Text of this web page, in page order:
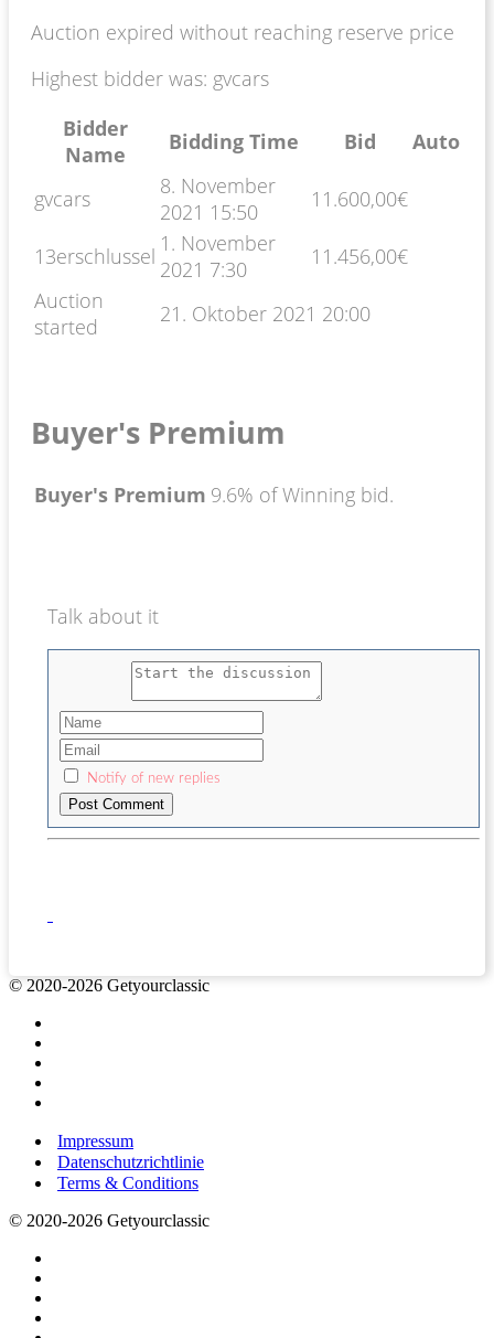
Auction expired without reaching reserve price
Highest bidder was: gvcars
Bidder
Name
Bidding Time Bid Auto
gvcars
8. November
2021 15:50
11.600,00€
13erschlussel 1. November
2021 7:30
11.456,00€
Auction
started
21. Oktober 2021 20:00
Buyer's Premium
Buyer's Premium 9.6% of Winning bid.
Talk about it
Notify of new replies
© 2020-2026 Getyourclassic
Impressum
Datenschutzrichtlinie
Terms & Conditions
© 2020-2026 Getyourclassic